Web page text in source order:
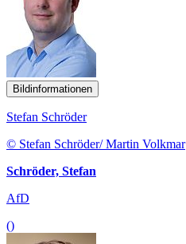
Bildinformationen
Stefan Schröder
© Stefan Schröder/ Martin Volkmar
Schröder, Stefan
AfD
()